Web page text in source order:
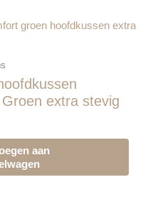
de
extra stevig
aan